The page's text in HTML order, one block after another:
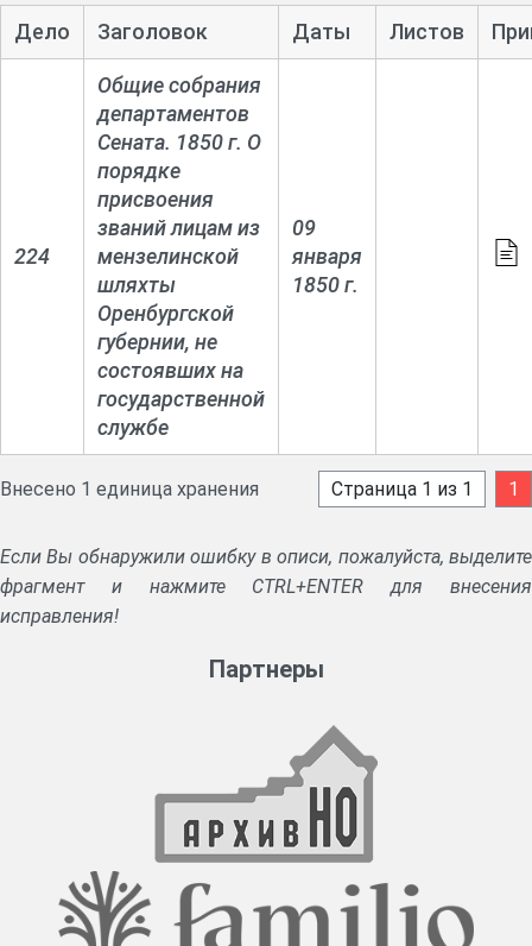
содержателей питейных откупов; о несостоятельных
должниках; о привлечении к ответственности за
должностные преступления.
Дело Заголовок Даты Листов
224
Общие собрания
департаментов
Сената. 1850 г. О
порядке
присвоения
званий лицам из
мензелинской
шляхты
Оренбургской
губернии, не
состоявших на
государственной
службе
09
января
1850 г.
Внесено 1 единица хранения Страница 1 из 1 1
Если Вы обнаружили ошибку в описи, пожалуйста, выделите
фрагмент и нажмите CTRL+ENTER для внесения
исправления!
Партнеры